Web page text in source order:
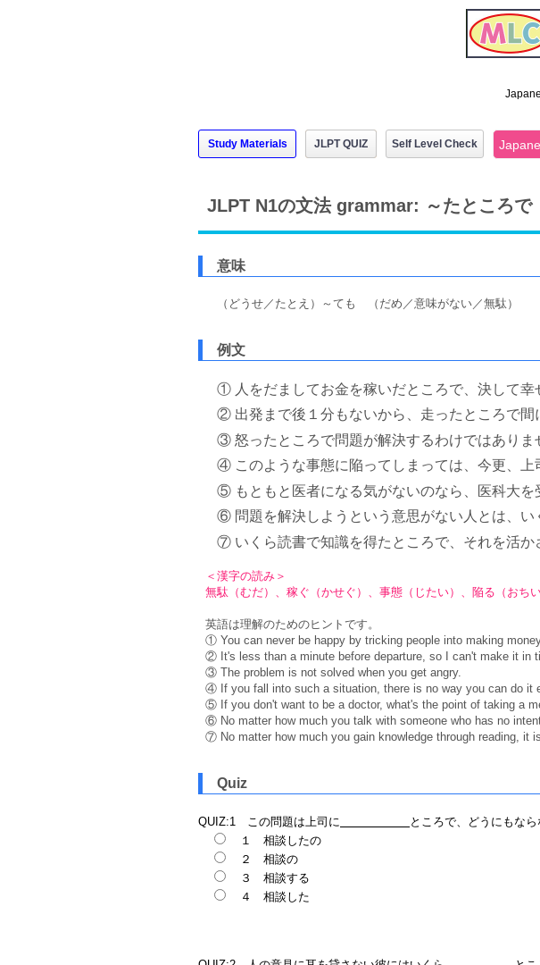
Study Materials JLPT QUIZ Self Level Check
JLPT N1の文法 grammar: ～たところで
意味
（どうせ／たとえ）～ても （だめ／意味がない／無駄）
例文
① 人をだましてお金を稼いだところで、決して幸
② 出発まで後１分もないから、走ったところで間
③ 怒ったところで問題が解決するわけではありま
④ このような事態に陥ってしまっては、今更、上
⑤ もともと医者になる気がないのなら、医科大を
⑥ 問題を解決しようという意思がない人とは、い
⑦ いくら読書で知識を得たところで、それを活か
＜漢字の読み＞
無駄（むだ）、稼ぐ（かせぐ）、事態（じたい）、陥る（おち
英語は理解のためのヒントです。
① You can never be happy by tricking people into making
② It's less than a minute before departure, so I can't make it in
③ The problem is not solved when you get angry.
④ If you fall into such a situation, there is no way you can do it
⑤ If you don't want to be a doctor, what's the point of taking a
⑥ No matter how much you talk with someone who has no
⑦ No matter how much you gain knowledge through reading, it
Quiz
QUIZ:1 この問題は上司に
ところで、どうにもなら
１ 相談したの
２ 相談の
３ 相談する
４ 相談した